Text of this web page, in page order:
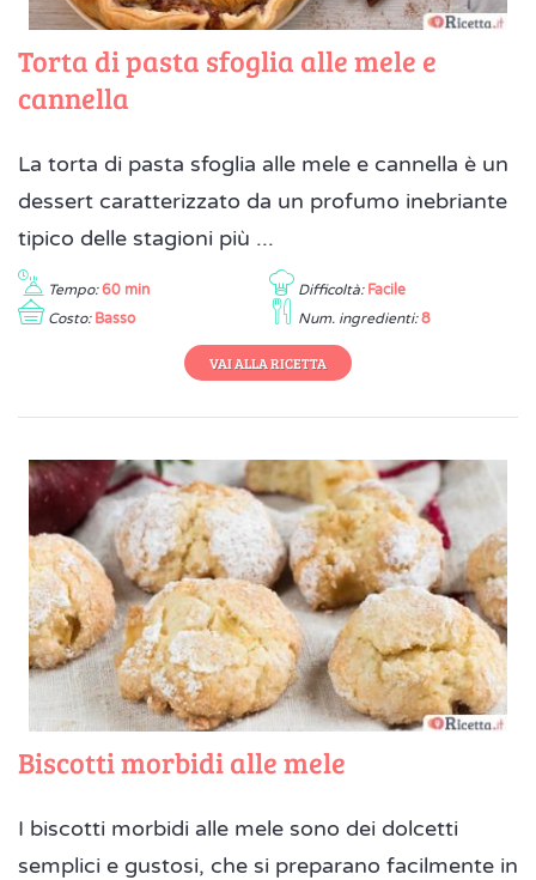
Torta di pasta sfoglia alle mele e
cannella
La torta di pasta sfoglia alle mele e cannella è un
dessert caratterizzato da un profumo inebriante
tipico delle stagioni più ...
Tempo: 60 min Difficoltà: Facile
Costo: Basso Num. ingredienti: 8
VAI ALLA RICETTA
Biscotti morbidi alle mele
I biscotti morbidi alle mele sono dei dolcetti
semplici e gustosi, che si preparano facilmente in